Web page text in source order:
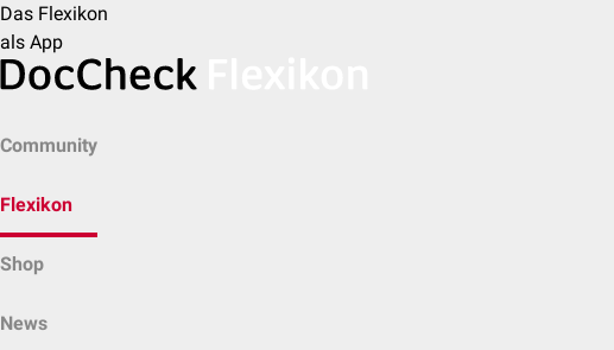
Das Flexikon
als App
Community
Flexikon
Shop
News